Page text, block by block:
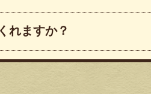
れますか？